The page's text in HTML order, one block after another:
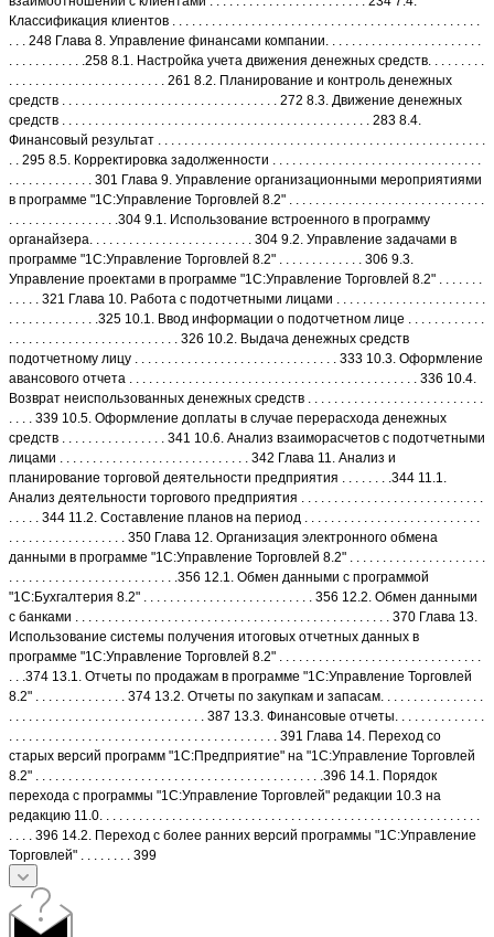
Классификация клиентов . . . . . . . . . . . . . . . . . . . . . . . . . . . . . . . . . . . . . . . . . . . . . . .
. . . 248 Глава 8. Управление финансами компании. . . . . . . . . . . . . . . . . . . . . . . .
. . . . . . . . . . . .258 8.1. Настройка учета движения денежных средств. . . . . . . . .
. . . . . . . . . . . . . . . . . . . . . . . . 261 8.2. Планирование и контроль денежных
средств . . . . . . . . . . . . . . . . . . . . . . . . . . . . . . . . . 272 8.3. Движение денежных
средств . . . . . . . . . . . . . . . . . . . . . . . . . . . . . . . . . . . . . . . . . . . . . . . 283 8.4.
Финансовый результат . . . . . . . . . . . . . . . . . . . . . . . . . . . . . . . . . . . . . . . . . . . . . . . . . .
. . 295 8.5. Корректировка задолженности . . . . . . . . . . . . . . . . . . . . . . . . . . . . . . . .
. . . . . . . . . . . . . 301 Глава 9. Управление организационными мероприятиями
в программе "1С:Управление Торговлей 8.2" . . . . . . . . . . . . . . . . . . . . . . . . . . . . . .
. . . . . . . . . . . . . . . . .304 9.1. Использование встроенного в программу
органайзера. . . . . . . . . . . . . . . . . . . . . . . . . 304 9.2. Управление задачами в
программе "1С:Управление Торговлей 8.2" . . . . . . . . . . . . . 306 9.3.
Управление проектами в программе "1С:Управление Торговлей 8.2" . . . . . . .
. . . . . 321 Глава 10. Работа с подотчетными лицами . . . . . . . . . . . . . . . . . . . . . . .
. . . . . . . . . . . . . .325 10.1. Ввод информации о подотчетном лице . . . . . . . . . . . .
. . . . . . . . . . . . . . . . . . . . . . . . . . 326 10.2. Выдача денежных средств
подотчетному лицу . . . . . . . . . . . . . . . . . . . . . . . . . . . . . . . 333 10.3. Оформление
авансового отчета . . . . . . . . . . . . . . . . . . . . . . . . . . . . . . . . . . . . . . . . . . . . 336 10.4.
Возврат неиспользованных денежных средств . . . . . . . . . . . . . . . . . . . . . . . . . . .
. . . . 339 10.5. Оформление доплаты в случае перерасхода денежных
средств . . . . . . . . . . . . . . . . 341 10.6. Анализ взаиморасчетов с подотчетными
лицами . . . . . . . . . . . . . . . . . . . . . . . . . . . . . 342 Глава 11. Анализ и
планирование торговой деятельности предприятия . . . . . . . .344 11.1.
Анализ деятельности торгового предприятия . . . . . . . . . . . . . . . . . . . . . . . . . . . .
. . . . . 344 11.2. Составление планов на период . . . . . . . . . . . . . . . . . . . . . . . . . . .
. . . . . . . . . . . . . . . . . . 350 Глава 12. Организация электронного обмена
данными в программе "1С:Управление Торговлей 8.2" . . . . . . . . . . . . . . . . . . . . .
. . . . . . . . . . . . . . . . . . . . . . . . . .356 12.1. Обмен данными с программой
"1С:Бухгалтерия 8.2" . . . . . . . . . . . . . . . . . . . . . . . . . . 356 12.2. Обмен данными
с банками . . . . . . . . . . . . . . . . . . . . . . . . . . . . . . . . . . . . . . . . . . . . . . . . 370 Глава 13.
Использование системы получения итоговых отчетных данных в
программе "1С:Управление Торговлей 8.2" . . . . . . . . . . . . . . . . . . . . . . . . . . . . . . .
. . .374 13.1. Отчеты по продажам в программе "1С:Управление Торговлей
8.2" . . . . . . . . . . . . . . 374 13.2. Отчеты по закупкам и запасам. . . . . . . . . . . . . . . .
. . . . . . . . . . . . . . . . . . . . . . . . . . . . . . 387 13.3. Финансовые отчеты. . . . . . . . . . . . . .
. . . . . . . . . . . . . . . . . . . . . . . . . . . . . . . . . . . . . . . . . 391 Глава 14. Переход со
старых версий программ "1С:Предприятие" на "1С:Управление Торговлей
8.2" . . . . . . . . . . . . . . . . . . . . . . . . . . . . . . . . . . . . . . . . . . . .396 14.1. Порядок
перехода с программы "1С:Управление Торговлей" редакции 10.3 на
редакцию 11.0. . . . . . . . . . . . . . . . . . . . . . . . . . . . . . . . . . . . . . . . . . . . . . . . . . . . . . . . . .
. . . . 396 14.2. Переход с более ранних версий программы "1С:Управление
Торговлей" . . . . . . . . 399